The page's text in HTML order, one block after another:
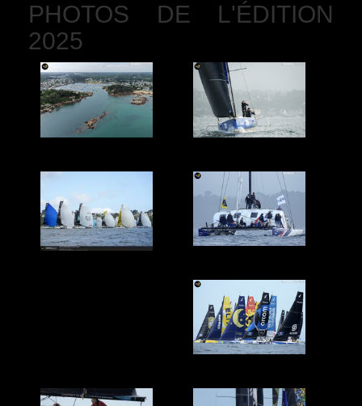
PHOTOS DE L'ÉDITION
2025